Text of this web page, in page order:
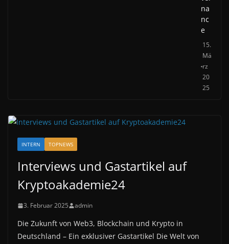
na
nc
e
15.
Mä
rz
20
25
INTERN TOPNEWS
Interviews und Gastartikel auf
Kryptoakademie24
3. Februar 2025 admin
Die Zukunft von Web3, Blockchain und Krypto in
Deutschland – Ein exklusiver Gastartikel Die Welt von